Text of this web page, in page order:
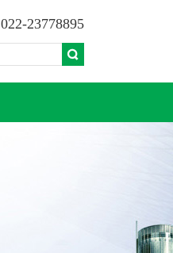
022-23778895